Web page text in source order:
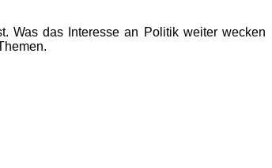
Was das Interesse an Politik weiter wecken